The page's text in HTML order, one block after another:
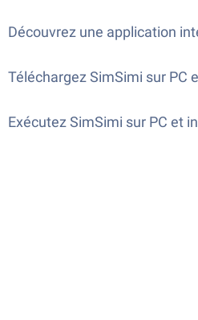
Découvrez une application
Téléchargez SimSimi sur PC
Exécutez SimSimi sur PC et